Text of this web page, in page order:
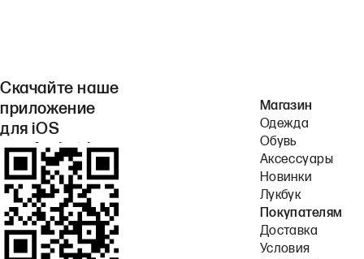
Скачайте наше
приложение
для iOS
или Android.
Магазин
Одежда
Обувь
Аксессуары
Новинки
Лукбук
Покупателям
Доставка
Условия